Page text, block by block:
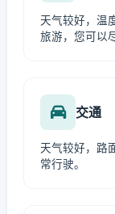
天气较好，温
旅游，您可以
交通
天气较好，路
常行驶。